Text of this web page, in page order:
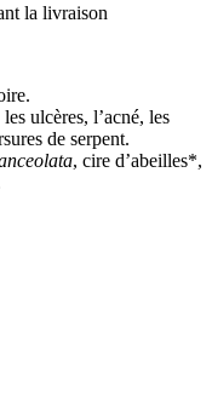
la livraison
ulcères, l’acné, les
de serpent.
, cire d’abeilles*,